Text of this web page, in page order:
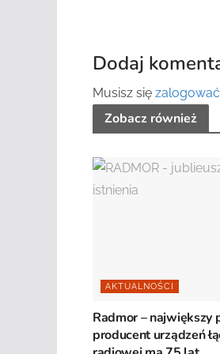
Dodaj
Musisz się zalogować
Zobacz również
AKTUALNOŚCI
Radmor – największy
producent urządzeń